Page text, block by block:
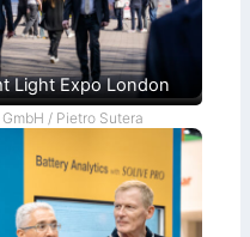
Light Expo London
/ Pietro Sutera